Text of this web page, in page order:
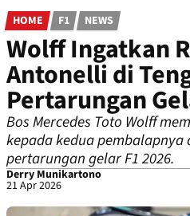
HOME F1 NEWS
Wolff Ingatkan
Antonelli di
Pertarungan
Bos Mercedes Toto Wolff
kepada kedua pembalapnya
pertarungan gelar F1 2026.
Derry Munikartono
21 Apr 2026